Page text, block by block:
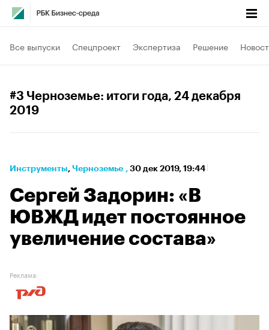
Все выпуски Спецпроект Экспертиза Решение
#3 Черноземье: итоги года, 24 декабря
2019
Инструменты⁠, Черноземье , 30 дек 2019, 19:44
Сергей Задорин: «В
ЮВЖД идет постоянное
увеличение состава»
Реклама: